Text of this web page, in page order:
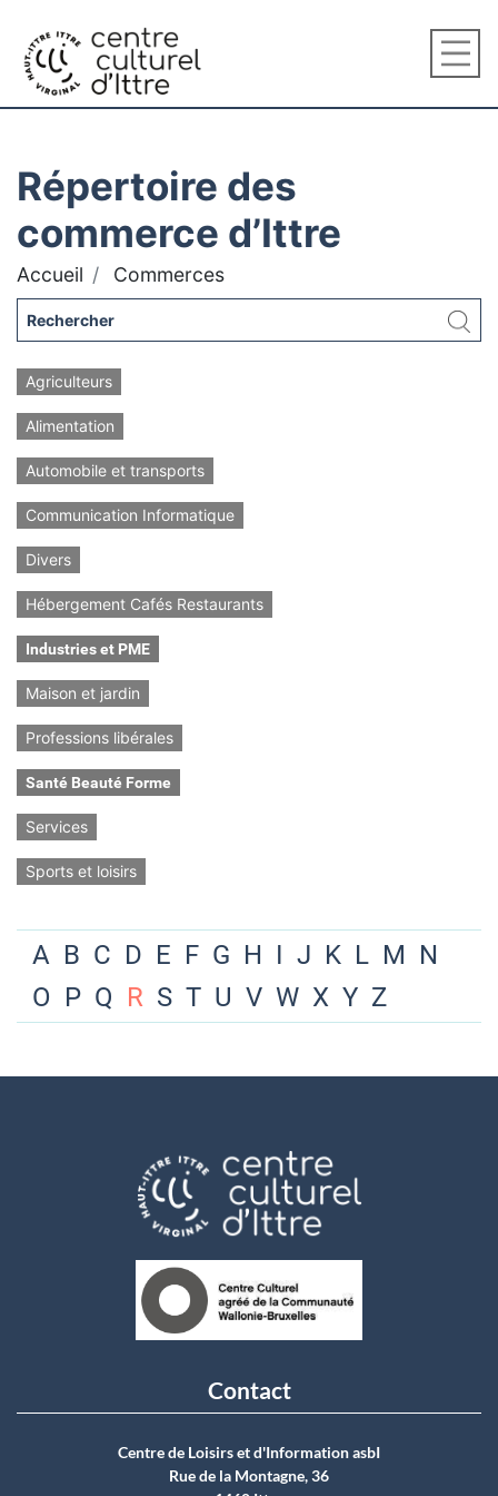
Répertoire des
commerce d’Ittre
Accueil Commerces
Agriculteurs
Alimentation
Automobile et transports
Communication Informatique
Divers
Hébergement Cafés Restaurants
Industries et PME
Maison et jardin
Professions libérales
Santé Beauté Forme
Services
Sports et loisirs
A B C D E F G H I J K L M N
O P Q R S T U V W X Y Z
Contact
Centre de Loisirs et d'Information asbI
Rue de la Montagne, 36